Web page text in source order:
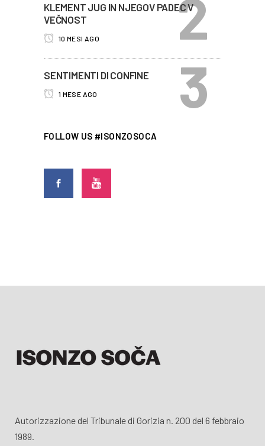
KLEMENT JUG IN NJEGOV PADEC V
VEČNOST
10 MESI AGO
SENTIMENTI DI CONFINE
1 MESE AGO
FOLLOW US #ISONZOSOCA
Autorizzazione del Tribunale di Gorizia n. 200 del 6 febbraio
1989.